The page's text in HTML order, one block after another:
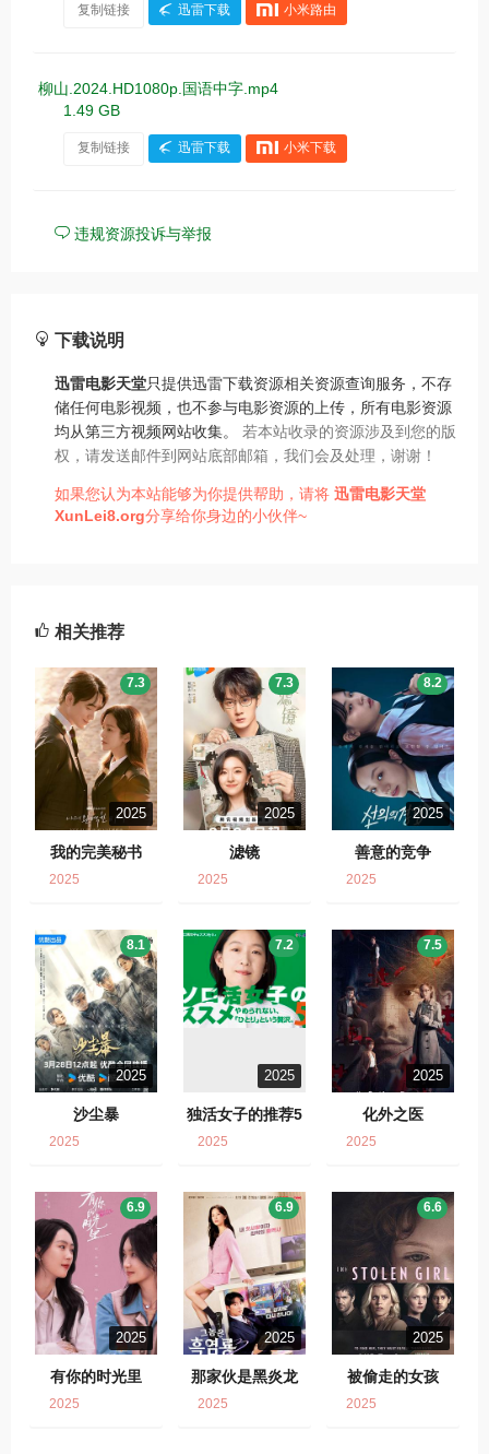
复制链接 迅雷下载 小米路由
柳山.2024.HD1080p.国语中字.mp4
1.49 GB
复制链接 迅雷下载 小米下载
违规资源投诉与举报
下载说明
迅雷电影天堂只提供迅雷下载资源相关资源查询服务，不存
储任何电影视频，也不参与电影资源的上传，所有电影资源
均从第三方视频网站收集。 若本站收录的资源涉及到您的版
权，请发送邮件到网站底部邮箱，我们会及处理，谢谢！
如果您认为本站能够为你提供帮助，请将 迅雷电影天堂
XunLei8.org分享给你身边的小伙伴~
相关推荐
2025
我的完美秘书
7.3
2025
2025
滤镜
7.3
2025
2025
善意的竞争
8.2
2025
2025
沙尘暴
8.1
2025
2025
独活女子的推荐5
7.2
2025
2025
化外之医
7.5
2025
2025
有你的时光里
6.9
2025
2025
那家伙是黑炎龙
6.9
2025
2025
被偷走的女孩
6.6
2025